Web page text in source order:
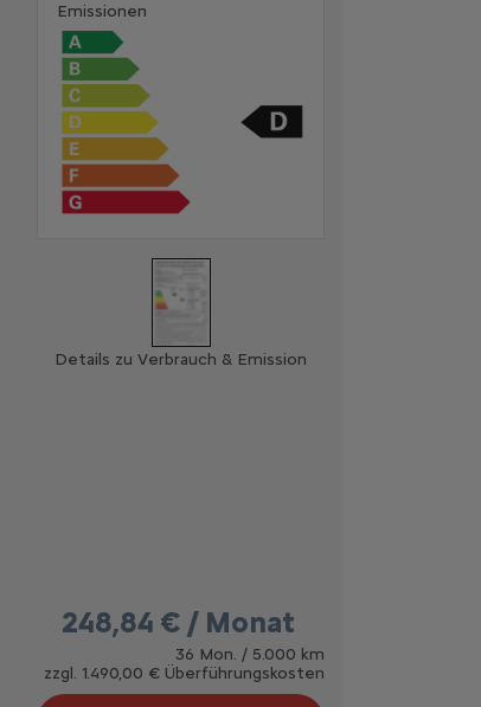
Emissionen
Details zu Verbrauch & Emission
248,84 € / Monat
36 Mon. / 5.000 km
zzgl. 1.490,00 € Überführungskosten